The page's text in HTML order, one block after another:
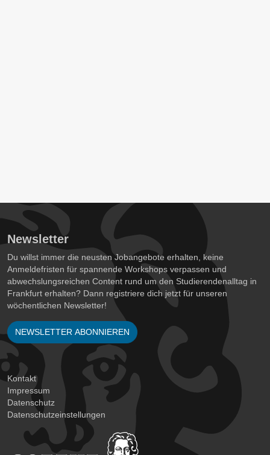
Newsletter
Du willst immer die neusten Jobangebote erhalten, keine
Anmeldefristen für spannende Workshops verpassen und
abwechslungsreichen Content rund um den Studierendenalltag in
Frankfurt erhalten? Dann registriere dich jetzt für unseren
wöchentlichen Newsletter!
NEWSLETTER ABONNIEREN
Kontakt
Impressum
Datenschutz
Datenschutzeinstellungen